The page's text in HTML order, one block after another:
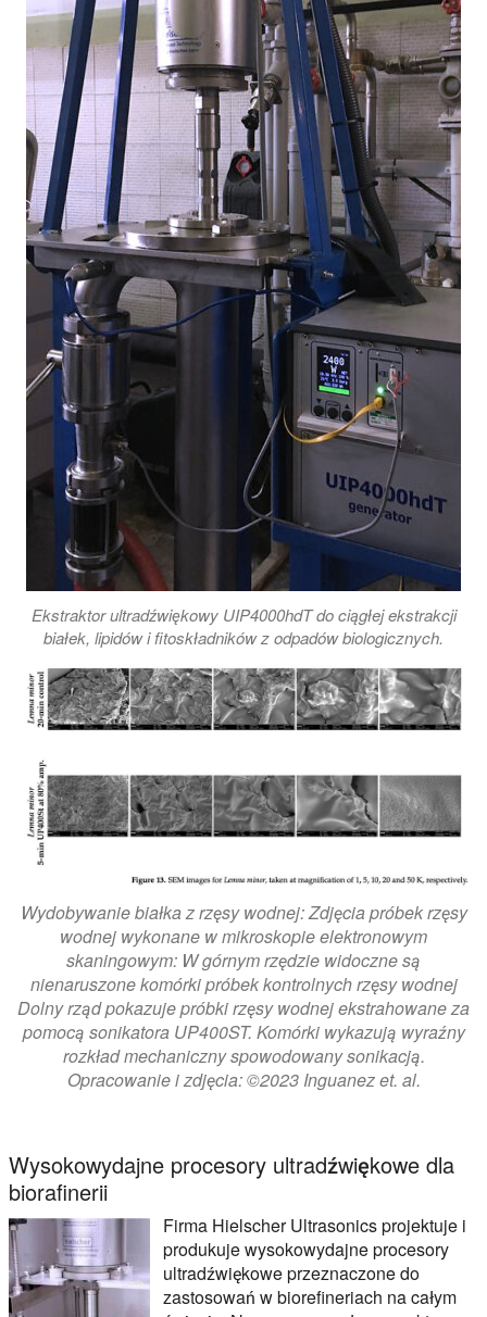
Ekstraktor ultradźwiękowy UIP4000hdT do ciągłej ekstrakcji
białek, lipidów i fitoskładników z odpadów biologicznych.
Wydobywanie białka z rzęsy wodnej: Zdjęcia próbek rzęsy
wodnej wykonane w mikroskopie elektronowym
skaningowym: W górnym rzędzie widoczne są
nienaruszone komórki próbek kontrolnych rzęsy wodnej
Dolny rząd pokazuje próbki rzęsy wodnej ekstrahowane za
pomocą sonikatora UP400ST. Komórki wykazują wyraźny
rozkład mechaniczny spowodowany sonikacją.
Opracowanie i zdjęcia: ©2023 Inguanez et. al.
Wysokowydajne procesory ultradźwiękowe dla
biorafinerii
Firma Hielscher Ultrasonics projektuje i
produkuje wysokowydajne procesory
ultradźwiękowe przeznaczone do
zastosowań w biorefineriach na całym